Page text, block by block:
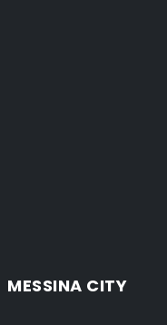
MESSINA CITY